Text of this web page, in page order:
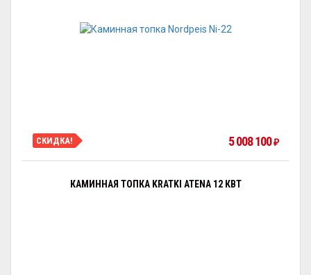
СКИДКА! 5 008 100₽
КАМИННАЯ ТОПКА KRATKI ATENA 12 КВТ